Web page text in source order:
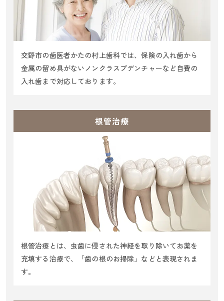
交野市の歯医者かたの村上歯科では、保険の入れ歯から
金属の留め具がないノンクラスプデンチャーなど自費の
入れ歯まで対応しております。
根管治療
根管治療とは、虫歯に侵された神経を取り除いてお薬を
充填する治療で、「歯の根のお掃除」などと表現されま
す。